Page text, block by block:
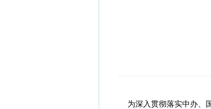
为深入贯彻落实中办、